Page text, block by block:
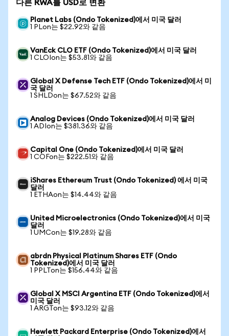
다른 RWA를 USD로 변환
Planet Labs (Ondo Tokenized)에서 미국 달러
1 PLon는 $22.92와 같음
VanEck CLO ETF (Ondo Tokenized)에서 미국 달러
1 CLOIon는 $53.81와 같음
Global X Defense Tech ETF (Ondo Tokenized)에서 미
국 달러
1 SHLDon는 $67.52와 같음
Analog Devices (Ondo Tokenized)에서 미국 달러
1 ADIon는 $381.36와 같음
Capital One (Ondo Tokenized)에서 미국 달러
1 COFon는 $222.51와 같음
iShares Ethereum Trust (Ondo Tokenized) 에서 미국
달러
1 ETHAon는 $14.44와 같음
United Microelectronics (Ondo Tokenized)에서 미국
달러
1 UMCon는 $19.28와 같음
abrdn Physical Platinum Shares ETF (Ondo
Tokenized)에서 미국 달러
1 PPLTon는 $156.44와 같음
Global X MSCI Argentina ETF (Ondo Tokenized)에서
미국 달러
1 ARGTon는 $93.12와 같음
Hewlett Packard Enterprise (Ondo Tokenized)에서